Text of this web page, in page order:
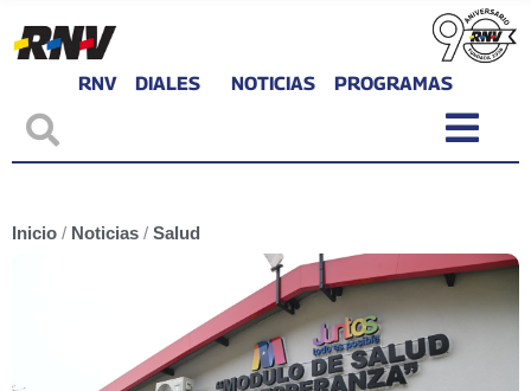
RNV DIALES NOTICIAS PROGRAMAS
Inicio / Noticias / Salud